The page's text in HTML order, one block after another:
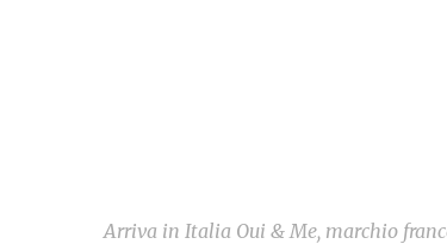
Arriva in Italia Oui & Me, marchio